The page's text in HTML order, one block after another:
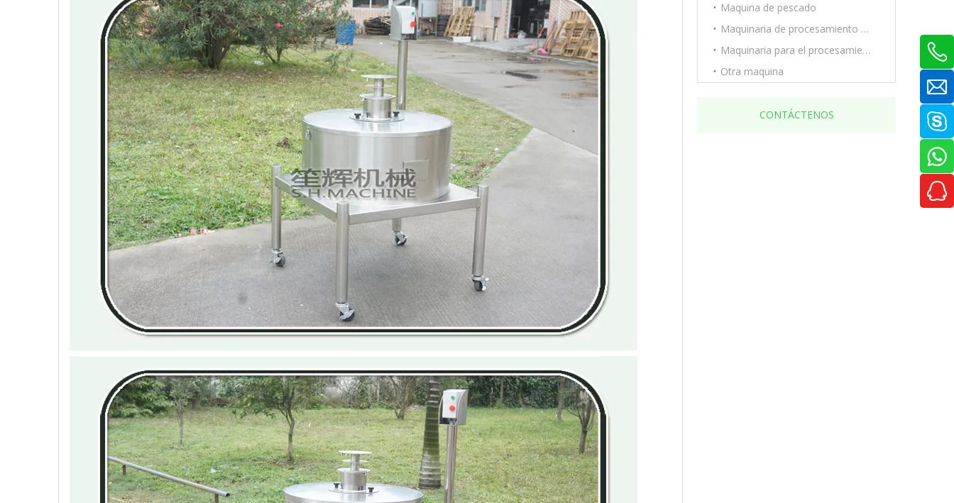
Maquina de pescado
Maquinaria de procesamiento de carne
Maquinaria para el procesamiento de frutas y verduras.
Otra maquina
CONTÁCTENOS